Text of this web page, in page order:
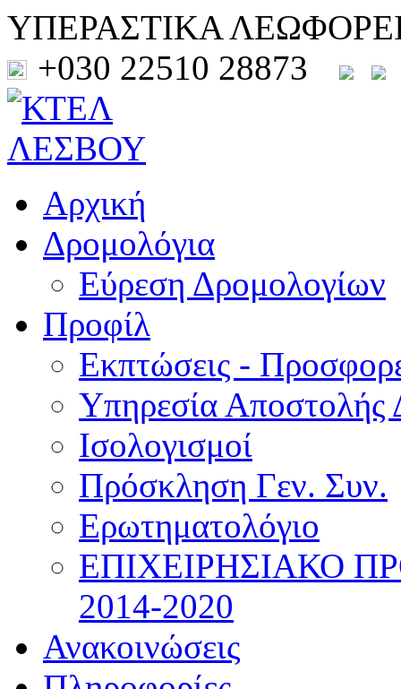
ΥΠΕΡΑΣΤΙΚΑ
+030 22510 28873
Αρχική
Δρομολόγια
Εύρεση Δρομολογίων
Προφίλ
Εκπτώσεις -
Υπηρεσία Αποστολής
Ισολογισμοί
Πρόσκληση Γεν. Συν.
Ερωτηματολόγιο
ΕΠΙΧΕΙΡΗΣΙΑΚΟ
2014-2020
Ανακοινώσεις